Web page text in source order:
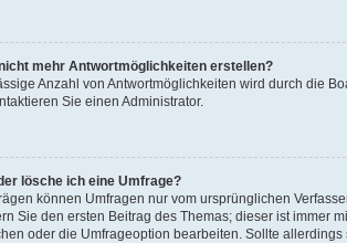
mehr Antwortmöglichkeiten erstellen?
Anzahl von Antwortmöglichkeiten wird durch die
Sie einen Administrator.
lösche ich eine Umfrage?
können Umfragen nur vom ursprünglichen
Sie den ersten Beitrag des Themas; dieser ist immer
oder die Umfrageoption bearbeiten. Sollte